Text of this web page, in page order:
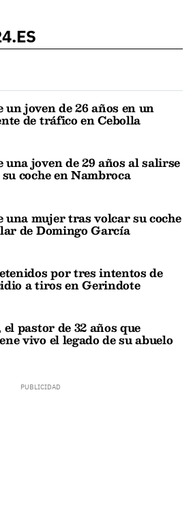
un joven de 26 años en un
de tráfico en Cebolla
una joven de 29 años al salirse
coche en Nambroca
una mujer tras volcar su coche
de Domingo García
por tres intentos de
a tiros en Gerindote
el pastor de 32 años que
vivo el legado de su abuelo